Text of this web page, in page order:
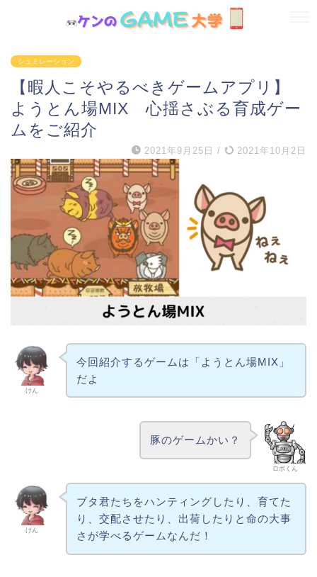
シュミレーション
【暇人こそやるべきゲームアプリ】
ようとん場MIX 心揺さぶる育成ゲー
ムをご紹介
2021年9月25日 / 2021年10月2日
けん
今回紹介するゲームは「ようとん場MIX」
だよ
ロボくん
豚のゲームかい？
けん
ブタ君たちをハンティングしたり、育てた
り、交配させたり、出荷したりと命の大事
さが学べるゲームなんだ！